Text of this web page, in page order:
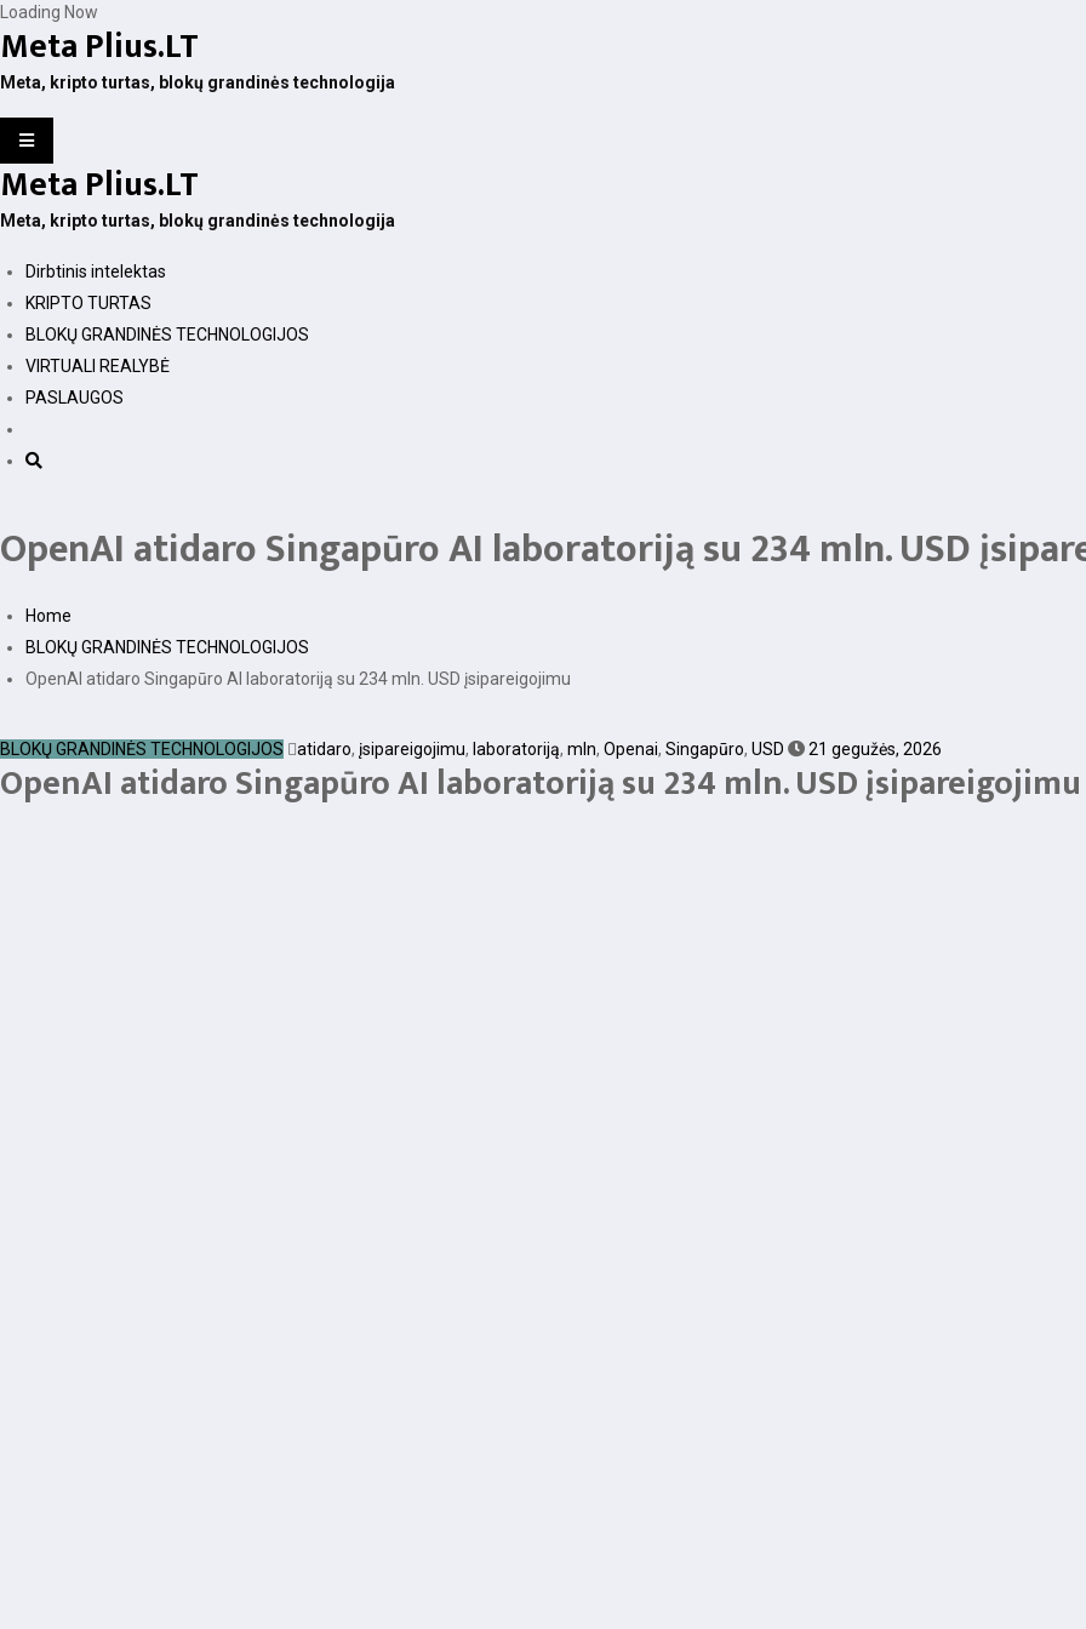
Skip
to
content
Loading Now
Meta Plius.LT
Meta, kripto turtas, blokų grandinės technologija
Meta Plius.LT
Meta, kripto turtas, blokų grandinės technologija
Dirbtinis intelektas
KRIPTO TURTAS
BLOKŲ GRANDINĖS TECHNOLOGIJOS
VIRTUALI REALYBĖ
PASLAUGOS
OpenAI atidaro Singapūro AI laboratoriją su 234 mln. USD
Home
BLOKŲ GRANDINĖS TECHNOLOGIJOS
OpenAI atidaro Singapūro AI laboratoriją su 234 mln. USD įsipareigojimu
BLOKŲ GRANDINĖS TECHNOLOGIJOS atidaro, įsipareigojimu, laboratoriją, mln, Openai, Singapūro, USD 21 gegužės, 2026
OpenAI atidaro Singapūro AI laboratoriją su 234 mln. USD įsipareigojimu